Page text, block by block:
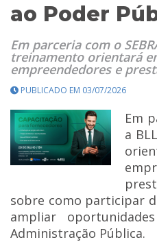
ao Poder
Em parceria com o
treinamento orientará
empreendedores e
PUBLICADO EM 03/07/2026
Em
a
sobre como participar
ampliar
Administração Pública.